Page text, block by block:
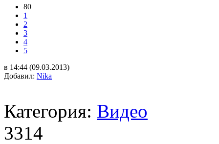
80
1
2
3
4
5
в 14:44 (09.03.2013)
Добавил: Nika
Категория: Видео
3314